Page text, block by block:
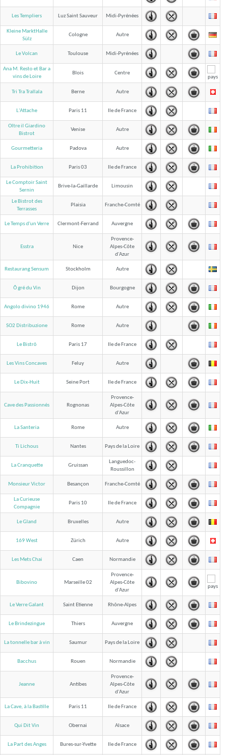
Les Templiers Luz Saint Sauveur Midi-Pyrénées
Kleine MarktHalle
Sülz
Cologne Autre
Le Volcan Toulouse Midi-Pyrénées
Ana M. Resto et Bar a
vins de Loire
Blois Centre
Tri Tra Trallala Berne Autre
L'Attache Paris 11 Ile de France
Oltre il Giardino
Bistrot
Venise Autre
Gourmetteria Padova Autre
La Prohibition Paris 03 Ile de France
Le Comptoir Saint
Sernin
Brive-la-Gaillarde Limousin
Le Bistrot des
Terrasses
Plaisia Franche-Comté
Le Temps d'un Verre Clermont-Ferrand Auvergne
Esstra Nice
Provence-
Alpes-Côte
d'Azur
Restaurang Sensum Stockholm Autre
Ô gré du Vin Dijon Bourgogne
Angolo divino 1946 Rome Autre
SO2 Distribuzione Rome Autre
Le Bistrô Paris 17 Ile de France
Les Vins Concaves Feluy Autre
Le Dix-Huit Seine Port Ile de France
Cave des Passionnés Rognonas
Provence-
Alpes-Côte
d'Azur
La Santeria Rome Autre
Ti Lichous Nantes Pays de la Loire
La Cranquette Gruissan
Languedoc-
Roussillon
Monsieur Victor Besançon Franche-Comté
La Curieuse
Compagnie
Paris 10 Ile de France
Le Gland Bruxelles Autre
169 West Zürich Autre
Les Mets Chai Caen Normandie
Bibovino Marseille 02
Provence-
Alpes-Côte
d'Azur
Le Verre Galant Saint Etienne Rhône-Alpes
Le Brindezingue Thiers Auvergne
La tonnelle bar à vin Saumur Pays de la Loire
Bacchus Rouen Normandie
Jeanne Antibes
Provence-
Alpes-Côte
d'Azur
La Cave, à la Bastille Paris 11 Ile de France
Qui Dit Vin Obernai Alsace
La Part des Anges Bures-sur-Yvette Ile de France